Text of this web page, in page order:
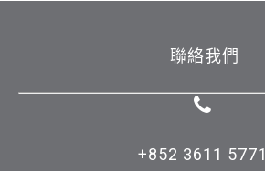
聯絡我們
+852 3611 5771